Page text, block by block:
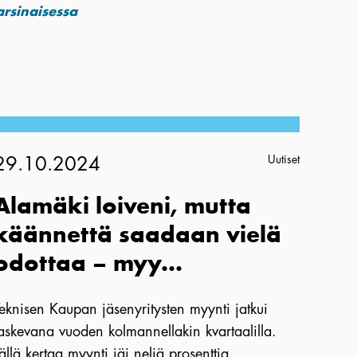
Uutiset
loiveni, mutta
saadaan vielä
– myy...
Kaupan jäsenyritysten myynti jatkui
vuoden kolmannellakin kvartaalilla.
kertaa myynti jäi neljä prosenttia